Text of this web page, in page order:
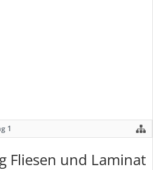
1
Fliesen und Laminat